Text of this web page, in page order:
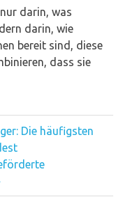
darin, was
darin, wie
bereit sind, diese
dass sie
Die häufigsten